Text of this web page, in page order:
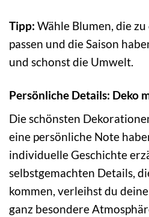
Tipp: Wähle Blumen, die
passen und die Saison
und schonst die Umwelt.
Persönliche Details: Deko
Die schönsten
eine persönliche Note
individuelle Geschichte
selbstgemachten Details,
kommen, verleihst du
ganz besondere